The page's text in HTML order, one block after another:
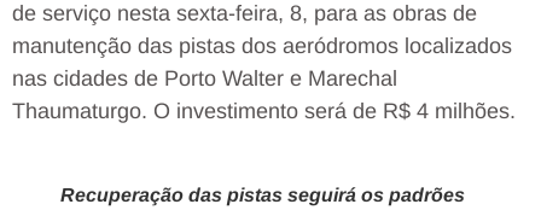
de serviço nesta sexta-feira, 8, para as obras de
manutenção das pistas dos aeródromos localizados
nas cidades de Porto Walter e Marechal
Thaumaturgo. O investimento será de R$ 4 milhões.
Recuperação das pistas seguirá os padrões